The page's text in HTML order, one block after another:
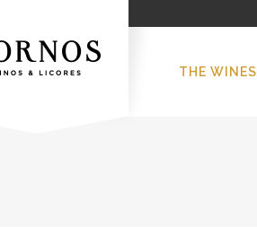
THE WINES